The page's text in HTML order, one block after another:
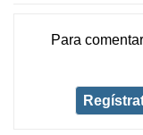
Para